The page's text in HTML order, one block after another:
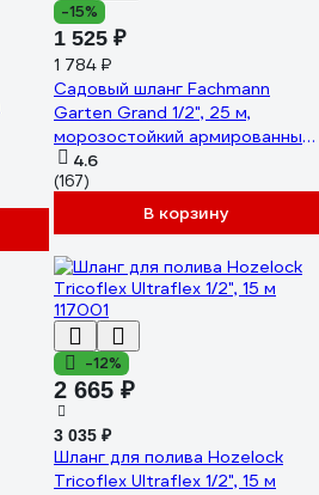
-15%
1 525 ₽
1 784 ₽
Садовый шланг Fachmann
Garten Grand 1/2", 25 м,
морозостойкий армированный
05.044
4.6
(167)
В корзину
-12%
2 665 ₽
3 035 ₽
Шланг для полива Hozelock
Tricoflex Ultraflex 1/2", 15 м